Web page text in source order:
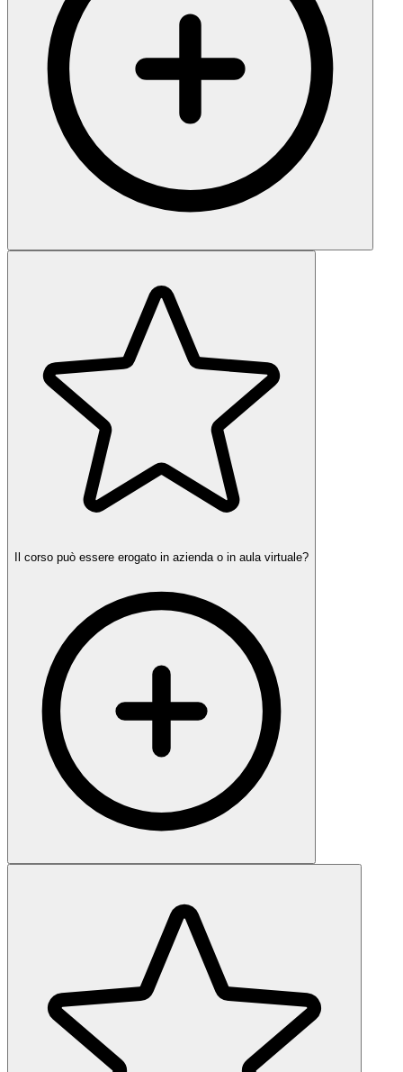
Il corso può essere erogato in azienda o in aula virtuale?